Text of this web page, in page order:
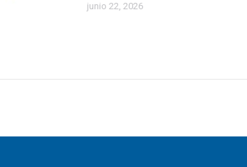
junio 22, 2026